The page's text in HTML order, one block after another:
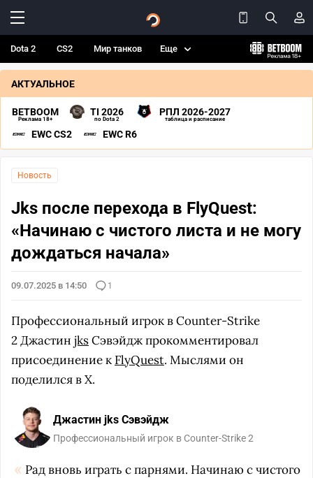
Dota 2 CS2 Мир танков Еще
АКТУАЛЬНОЕ
BETBOOM
Реклама 18+
TI 2026
по Dota 2
РПЛ 2026-2027
таблица и расписание
EWC CS2 EWC R6
Новость
Jks после перехода в FlyQuest:
«Начинаю с чистого листа и не могу
дождаться начала»
09.07.2025 в 14:50 1
Профессиональный игрок в Counter-Strike
2 Джастин jksСэвэйдж прокомментировал
присоединение к FlyQuest. Мыслями он
поделился в X.
Джастин jks Сэвэйдж
Профессиональный игрок в Counter-Strike 2
Рад вновь играть с парнями. Начинаю с чистого